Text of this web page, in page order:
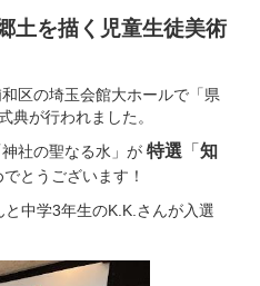
土を描く児童生徒美術
区の埼玉会館大ホールで「県
典が行われました。
社の聖なる水」が 特選 「 知
とうございます！
中学3年生のK.K.さんが入選